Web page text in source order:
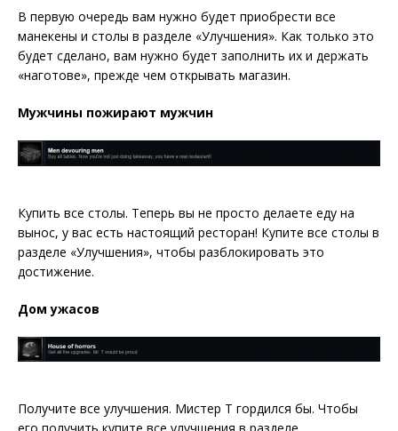
В первую очередь вам нужно будет приобрести все
манекены и столы в разделе «Улучшения». Как только это
будет сделано, вам нужно будет заполнить их и держать
«наготове», прежде чем открывать магазин.
Мужчины пожирают мужчин
Купить все столы. Теперь вы не просто делаете еду на
вынос, у вас есть настоящий ресторан! Купите все столы в
разделе «Улучшения», чтобы разблокировать это
достижение.
Дом ужасов
Получите все улучшения. Мистер Т гордился бы. Чтобы